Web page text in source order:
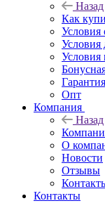
Назад
Как
Условия
Условия
Условия
Опт
Компания
Назад
О
Новости
Отзывы
Контакты